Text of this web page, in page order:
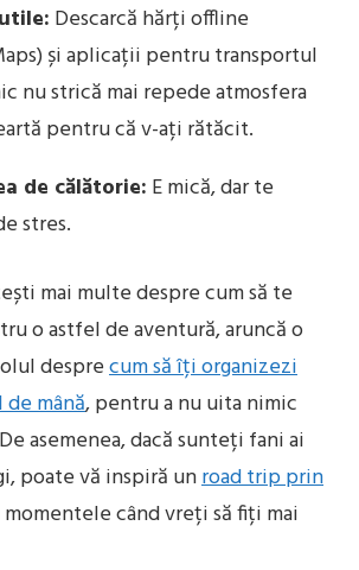
Descarcă hărți offline
și aplicații pentru transportul
nu strică mai repede atmosfera
pentru că v-ați rătăcit.
de călătorie: E mică, dar te
stres.
mai multe despre cum să te
o astfel de aventură, aruncă o
desprecum să îți organizezi
mână, pentru a nu uita nimic
asemenea, dacă sunteți fani ai
poate vă inspiră unroad trip prin
când vreți să fiți mai